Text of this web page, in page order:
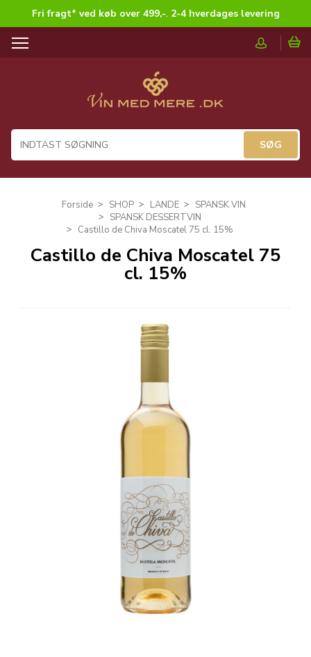
Fri fragt* ved køb over 499,-. 2-4 hverdages levering
T
a
i
Forside SHOP LANDE
SPANSK VIN
SPANSK DESSERTVIN
Castillo de Chiva Moscatel 75 cl. 15%
Castillo de Chiva Moscatel 75
cl. 15%